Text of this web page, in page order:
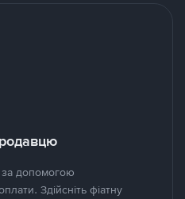
за допомогою
Здійсніть фіатну